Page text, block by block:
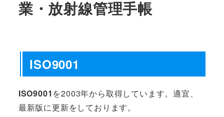
業・放射線管理手帳
ISO9001
ISO9001 を2003年から取得しています。適宜、
最新版に更新をしております。